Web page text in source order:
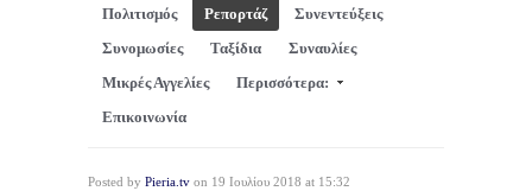
Πολιτισμός
Ρεπορτάζ
Συνεντεύξεις
Συνομωσίες
Ταξίδια
Συναυλίες
Μικρές Αγγελίες
Περισσότερα:
Επικοινωνία
Posted by Pieria.tv on 19 Ιουλίου 2018 at 15:32